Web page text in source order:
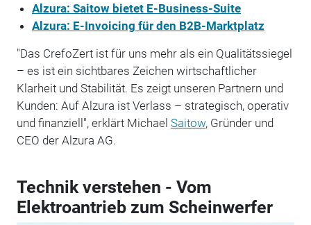
Alzura: Saitow bietet E-Business-Suite
Alzura: E-Invoicing für den B2B-Marktplatz
"Das CrefoZert ist für uns mehr als ein Qualitätssiegel
– es ist ein sichtbares Zeichen wirtschaftlicher
Klarheit und Stabilität. Es zeigt unseren Partnern und
Kunden: Auf Alzura ist Verlass – strategisch, operativ
und finanziell", erklärt Michael Saitow, Gründer und
CEO der Alzura AG.
Technik verstehen - Vom
Elektroantrieb zum Scheinwerfer